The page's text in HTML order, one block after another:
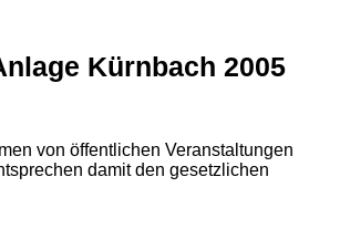
2 3
Kürnbach 2005
von öffentlichen Veranstaltungen
damit den gesetzlichen